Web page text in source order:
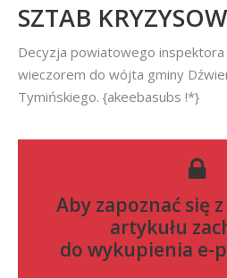
SZTAB
Decyzja powiatowego inspektora
wieczorem do wójta gminy
Tymińskiego. {akeebasubs !*}
Aby zapoznać się
artykułu
do wykupienia e-